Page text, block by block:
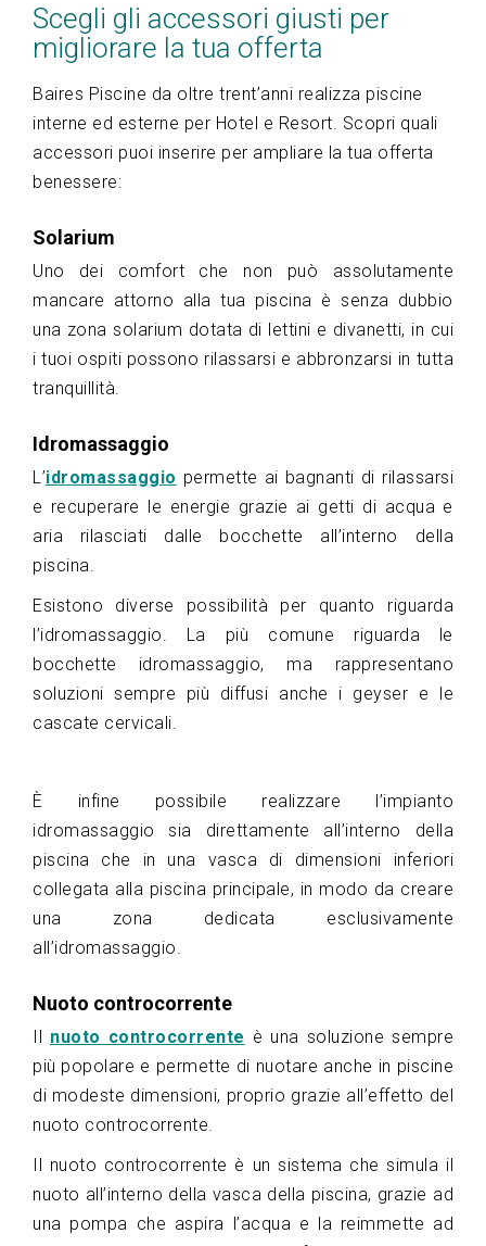
Scegli gli accessori giusti per
migliorare la tua offerta
Baires Piscine da oltre trent’anni realizza piscine
interne ed esterne per Hotel e Resort. Scopri quali
accessori puoi inserire per ampliare la tua offerta
benessere:
Solarium
Uno dei comfort che non può assolutamente
mancare attorno alla tua piscina è senza dubbio
una zona solarium dotata di lettini e divanetti, in cui
i tuoi ospiti possono rilassarsi e abbronzarsi in tutta
tranquillità.
Idromassaggio
L’idromassaggio permette ai bagnanti di rilassarsi
e recuperare le energie grazie ai getti di acqua e
aria rilasciati dalle bocchette all’interno della
piscina.
Esistono diverse possibilità per quanto riguarda
l’idromassaggio. La più comune riguarda le
bocchette idromassaggio, ma rappresentano
soluzioni sempre più diffusi anche i geyser e le
cascate cervicali.
È infine possibile realizzare l’impianto
idromassaggio sia direttamente all’interno della
piscina che in una vasca di dimensioni inferiori
collegata alla piscina principale, in modo da creare
una zona dedicata esclusivamente
all’idromassaggio.
Nuoto controcorrente
Il nuoto controcorrente è una soluzione sempre
più popolare e permette di nuotare anche in piscine
di modeste dimensioni, proprio grazie all’effetto del
nuoto controcorrente.
Il nuoto controcorrente è un sistema che simula il
nuoto all’interno della vasca della piscina, grazie ad
una pompa che aspira l’acqua e la reimmette ad